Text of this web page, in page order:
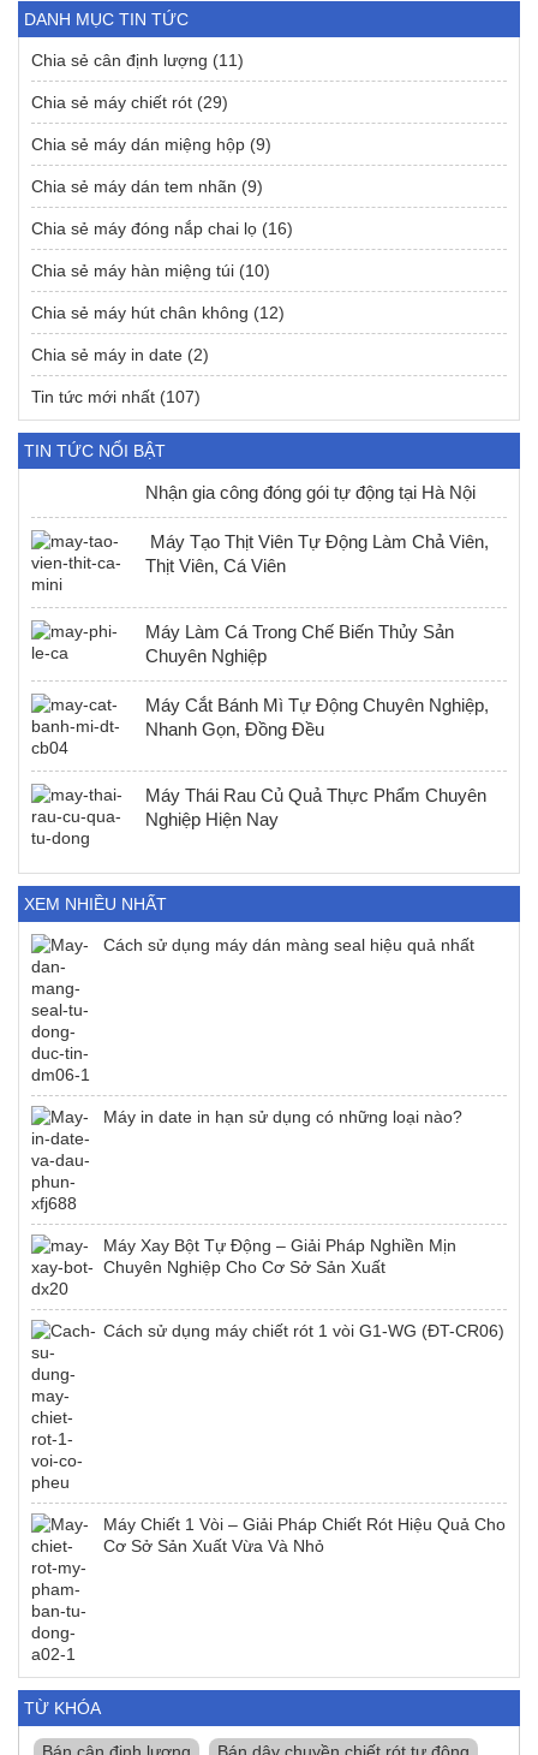
DANH MỤC TIN TỨC
Chia sẻ cân định lượng (11)
Chia sẻ máy chiết rót (29)
Chia sẻ máy dán miệng hộp (9)
Chia sẻ máy dán tem nhãn (9)
Chia sẻ máy đóng nắp chai lọ (16)
Chia sẻ máy hàn miệng túi (10)
Chia sẻ máy hút chân không (12)
Chia sẻ máy in date (2)
Tin tức mới nhất (107)
TIN TỨC NỔI BẬT
Nhận gia công đóng gói tự động tại Hà Nội
Máy Tạo Thịt Viên Tự Động Làm Chả Viên,
Thịt Viên, Cá Viên
Máy Làm Cá Trong Chế Biến Thủy Sản
Chuyên Nghiệp
Máy Cắt Bánh Mì Tự Động Chuyên Nghiệp,
Nhanh Gọn, Đồng Đều
Máy Thái Rau Củ Quả Thực Phẩm Chuyên
Nghiệp Hiện Nay
XEM NHIỀU NHẤT
Cách sử dụng máy dán màng seal hiệu quả nhất
Máy in date in hạn sử dụng có những loại nào?
Máy Xay Bột Tự Động – Giải Pháp Nghiền Mịn
Chuyên Nghiệp Cho Cơ Sở Sản Xuất
Cách sử dụng máy chiết rót 1 vòi G1-WG (ĐT-CR06)
Máy Chiết 1 Vòi – Giải Pháp Chiết Rót Hiệu Quả Cho
Cơ Sở Sản Xuất Vừa Và Nhỏ
TỪ KHÓA